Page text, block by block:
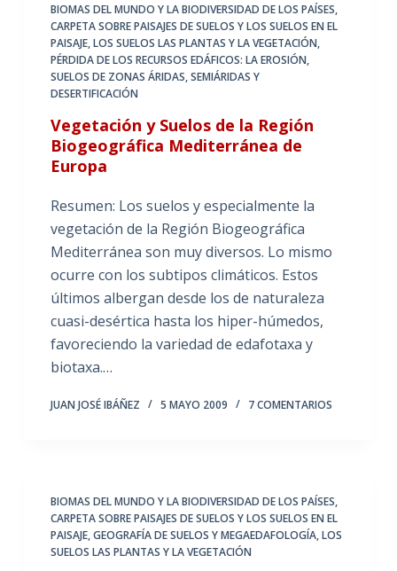
BIOMAS DEL MUNDO Y LA BIODIVERSIDAD DE LOS PAÍSES,
CARPETA SOBRE PAISAJES DE SUELOS Y LOS SUELOS EN EL
PAISAJE,LOS SUELOS LAS PLANTAS Y LA VEGETACIÓN,
PÉRDIDA DE LOS RECURSOS EDÁFICOS: LA EROSIÓN,
SUELOS DE ZONAS ÁRIDAS, SEMIÁRIDAS Y
DESERTIFICACIÓN
Vegetación y Suelos de la Región
Biogeográfica Mediterránea de
Europa
Resumen: Los suelos y especialmente la
vegetación de la Región Biogeográfica
Mediterránea son muy diversos. Lo mismo
ocurre con los subtipos climáticos. Estos
últimos albergan desde los de naturaleza
cuasi-desértica hasta los hiper-húmedos,
favoreciendo la variedad de edafotaxa y
biotaxa.…
JUAN JOSÉ IBÁÑEZ 5 MAYO 2009 7 COMENTARIOS
BIOMAS DEL MUNDO Y LA BIODIVERSIDAD DE LOS PAÍSES,
CARPETA SOBRE PAISAJES DE SUELOS Y LOS SUELOS EN EL
PAISAJE,GEOGRAFÍA DE SUELOS Y MEGAEDAFOLOGÍA,LOS
SUELOS LAS PLANTAS Y LA VEGETACIÓN